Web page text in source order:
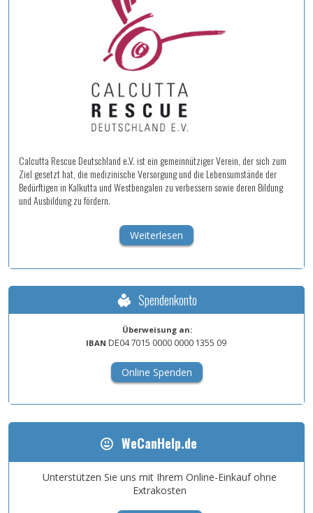
Calcutta Rescue Deutschland e.V. ist ein gemeinnütziger Verein, der sich zum
Ziel gesetzt hat, die medizinische Versorgung und die Lebensumstände der
Bedürftigen in Kalkutta und Westbengalen zu verbessern sowie deren Bildung
und Ausbildung zu fördern.
Weiterlesen
Spendenkonto
Überweisung an:
IBAN DE047015 0000 0000 1355 09
Online Spenden
WeCanHelp.de
Unterstützen Sie uns mit Ihrem Online-Einkauf ohne
Extrakosten